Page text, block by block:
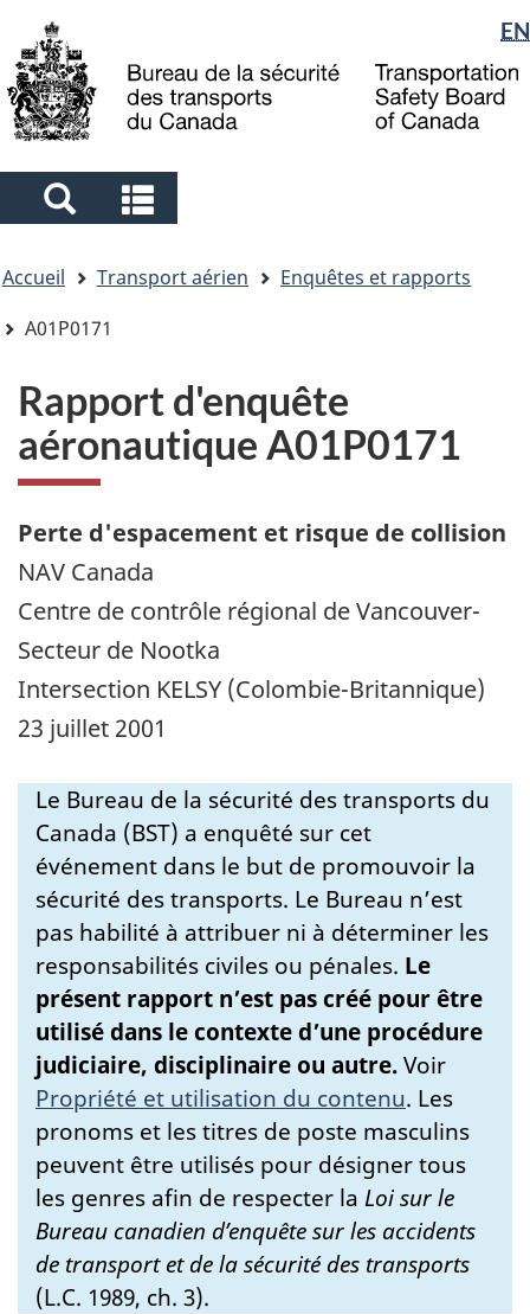
to
main
to
"About
government"
à
la
Sélection
de
la
langue
EN
Search
and
menus
and
menus
êtes
ici
Accueil Transport aérien
Enquêtes et rapports
A01P0171
Rapport d'enquête
aéronautique A01P0171
Perte d'espacement et risque de collision
NAV Canada
Centre de contrôle régional de Vancouver-
Secteur de Nootka
Intersection KELSY (Colombie-Britannique)
23 juillet 2001
Le Bureau de la sécurité des transports du
Canada (BST) a enquêté sur cet
événement dans le but de promouvoir la
sécurité des transports. Le Bureau n’est
pas habilité à attribuer ni à déterminer les
responsabilités civiles ou pénales. Le
présent rapport n’est pas créé pour être
utilisé dans le contexte d’une procédure
judiciaire, disciplinaire ou autre.Voir
Propriété et utilisation du contenu. Les
pronoms et les titres de poste masculins
peuvent être utilisés pour désigner tous
les genres afin de respecter la Loi sur le
Bureau canadien d’enquête sur les accidents
de transport et de la sécurité des transports
(L.C. 1989, ch. 3).